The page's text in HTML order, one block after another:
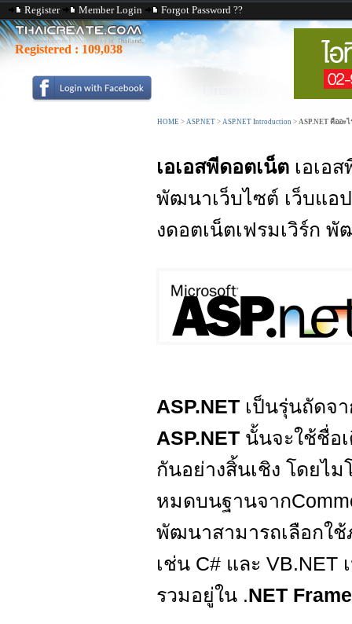
Register Member Login Forgot Password ??
Registered : 109,038
HOME > ASP.NET > ASP.NET Introduction > ASP.NET คืออะไ
เอเอสพีดอตเน็ต เอเอ
พัฒนาเว็บไซต์ เว็บแอ
งดอตเน็ตเฟรมเวิร์ก
ASP.NET เป็นรุ่นถัดจ
ASP.NET นั้นจะใช้ชื่อ
กันอย่างสิ้นเชิง โดยไ
หมดบนฐานจาก
พัฒนาสามารถเลือกใช้
เช่น C# และ
รวมอยู่ใน .NET